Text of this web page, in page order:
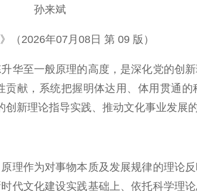
孙来斌
（2026年07月08日 第 09 版）
至一般原理的高度，是深化党的创
献，系统把握明体达用、体用贯通
新理论指导实践、推动文化事业发展的
作为对事物本质及发展规律的理论
代文化建设实践基础上、依托科学理